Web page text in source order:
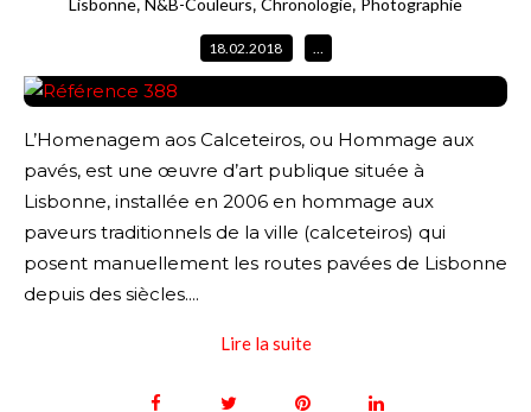
Lisbonne N&B-Couleurs Chronologie Photographie
18.02.2018 …
L’Homenagem aos Calceteiros, ou Hommage aux
pavés, est une œuvre d’art publique située à
Lisbonne, installée en 2006 en hommage aux
paveurs traditionnels de la ville (calceteiros) qui
posent manuellement les routes pavées de Lisbonne
depuis des siècles....
Lire la suite